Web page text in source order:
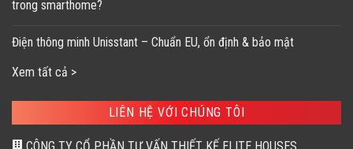
trong smarthome?
Điện thông minh Unisstant – Chuẩn EU, ổn định & bảo mật
Xem tất cả >
LIÊN HỆ VỚI CHÚNG TÔI